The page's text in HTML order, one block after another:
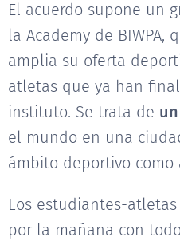
El acuerdo supone un
la Academy de BIWPA,
amplia su oferta
atletas que ya han
instituto. Se trata de
el mundo en una
ámbito deportivo como
Los estudiantes-
por la mañana con